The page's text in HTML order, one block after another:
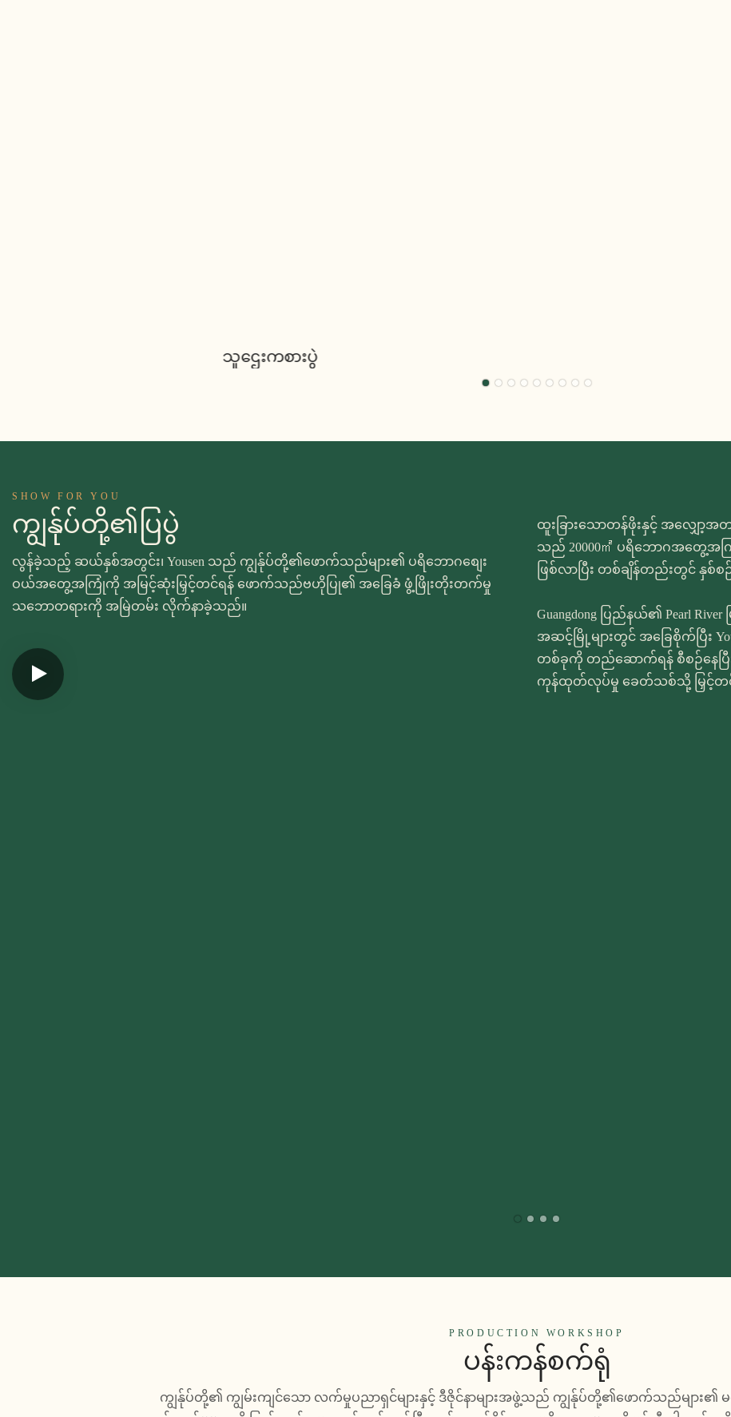
သူဌေးကစားပွဲ
SHOW FOR YOU
ကျွန်ုပ်တို့၏ပြပွဲ
လွန်ခဲ့သည့် ဆယ်နှစ်အတွင်း၊ Yousen သည် ကျွန်ုပ်တို့၏ဖောက်သည်များ၏ ပရိဘောဂစျေး
ဝယ်အတွေ့အကြုံကို အမြင့်ဆုံးမြှင့်တင်ရန် ဖောက်သည်ဗဟိုပြု၏ အခြေခံ ဖွံ့ဖြိုးတိုးတက်မှု
သဘောတရားကို အမြဲတမ်း လိုက်နာခဲ့သည်။
ထူးခြားသောတန်ဖိုးနှင့် အလျှော့
သည် 20000㎡ ပရိဘောဂအတွေ့အ
ဖြစ်လာပြီး တစ်ချိန်တည်းတွင် နှ
Guangdong ပြည်နယ်၏ Pearl
အဆင့်မြို့များတွင် အခြေစိုက်ပြီး
တစ်ခုကို တည်ဆောက်ရန် စီစဉ်နေပ
ကုန်ထုတ်လုပ်မှု ခေတ်သစ်သို့ မြှင့်တင်
PRODUCTION WORKSHOP
ပန်းကန်စက်ရုံ
ကျွန်ုပ်တို့၏ ကျွမ်းကျင်သော လက်မှုပညာရှင်များနှင့် ဒီဇိုင်နာများအဖွဲ့သည် ကျွန်ုပ်တို့၏ဖောက်သည်များ၏ မ